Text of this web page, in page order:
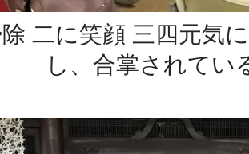
除 二に笑顔 三四元気
し、合掌されてい